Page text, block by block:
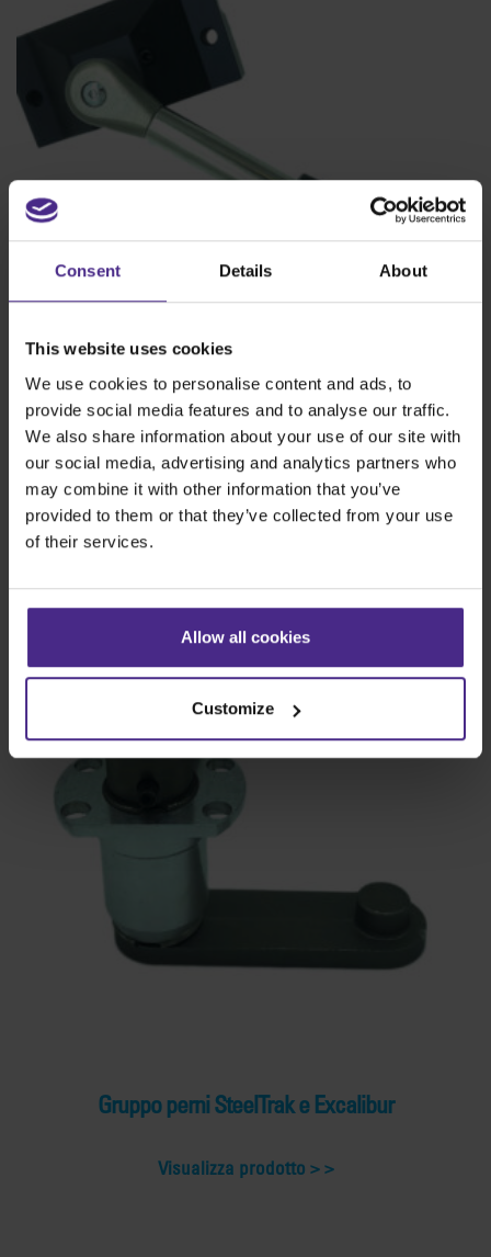
Consent Details About
This website uses cookies
We use cookies to personalise content and ads, to
provide social media features and to analyse our traffic.
We also share information about your use of our site with
our social media, advertising and analytics partners who
may combine it with other information that you’ve
provided to them or that they’ve collected from your use
of their services.
Allow all cookies
Customize
Gruppo impugnatura di azionamento/alloggiamento
del morsetto SteelTrak e Excalibur
Visualizza prodotto >
Gruppo perni SteelTrak e Excalibur
Visualizza prodotto >